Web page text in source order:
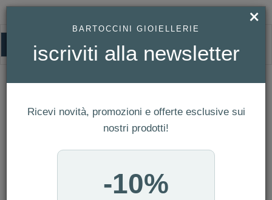
HOMEPAGE LONGINES DOLCEVITA REF. L5.255.4.71.A
LONGINES DOLCEVITA Ref.
L5.255.4.71.A
×
BARTOCCINI GIOIELLERIE
iscriviti alla newsletter
Ricevi novità, promozioni e offerte esclusive sui
nostri prodotti!
-10%